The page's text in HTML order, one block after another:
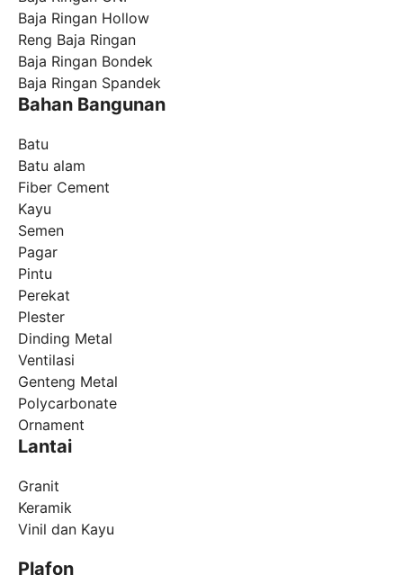
Baja Ringan Hollow
Reng Baja Ringan
Baja Ringan Bondek
Baja Ringan Spandek
Bahan Bangunan
Batu
Batu alam
Fiber Cement
Kayu
Semen
Pagar
Pintu
Perekat
Plester
Dinding Metal
Ventilasi
Genteng Metal
Polycarbonate
Ornament
Lantai
Granit
Keramik
Vinil dan Kayu
Plafon